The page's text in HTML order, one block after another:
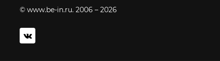
© www.be-in.ru. 2006 – 2026